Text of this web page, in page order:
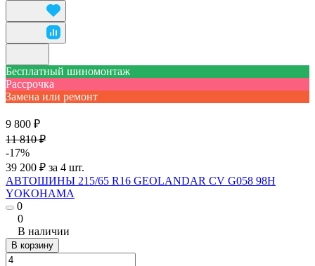
Бесплатный шиномонтаж
Рассрочка
Замена или ремонт
9 800 ₽
11 810 ₽
-17%
39 200 ₽ за 4 шт.
АВТОШИНЫ 215/65 R16 GEOLANDAR CV G058 98H
YOKOHAMA
0
0
В наличии
В корзину